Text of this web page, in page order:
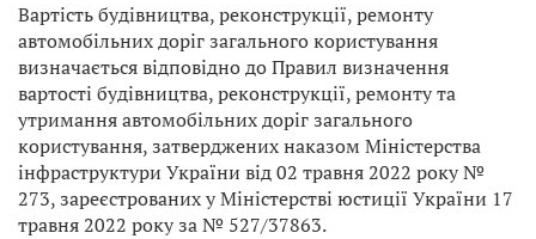
Вартість будівництва, реконструкції, ремонту
автомобільних доріг загального користування
визначається відповідно до Правил визначення
вартості будівництва, реконструкції, ремонту та
утримання автомобільних доріг загального
користування, затверджених наказом Міністерства
інфраструктури України від 02 травня 2022 року №
273, зареєстрованих у Міністерстві юстиції України 17
травня 2022 року за № 527/37863.